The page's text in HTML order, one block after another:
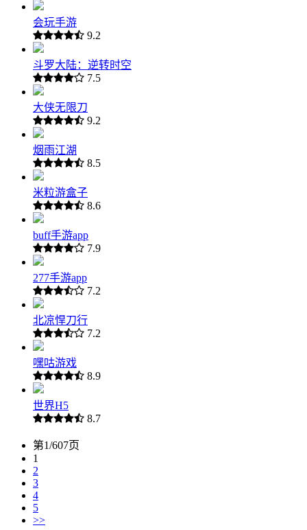
会玩手游
9.2
斗罗大陆：逆转时空
7.5
大侠无限刀
9.2
烟雨江湖
8.5
米粒游盒子
8.6
buff手游app
7.9
277手游app
7.2
北凉悍刀行
7.2
嘿咕游戏
8.9
世界H5
8.7
第1/607页
1
2
3
4
5
>>